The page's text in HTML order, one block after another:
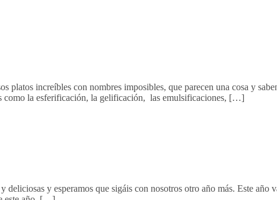
increíbles con nombres imposibles, que parecen una cosa y
como la esferificación, la gelificación, las emulsificaciones, […]
y esperamos que sigáis con nosotros otro año más. Este año